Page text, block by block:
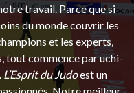
travail. Parce que si
du monde couvrir les
et les experts,
tout commence par uchi-
L’Esprit du Judoest un